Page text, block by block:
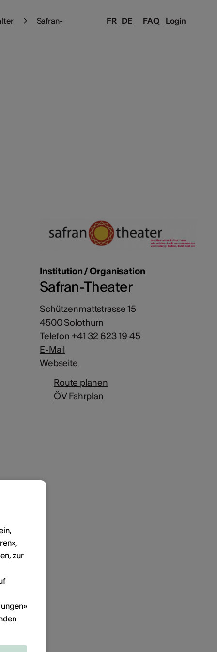
FAQ Login
FR DE
Safran-
Institution / Organisation
Safran-Theater
Schützenmattstrasse 15
4500 Solothurn
Telefon +41 32 623 19 45
E-Mail
Webseite
Route planen
ÖV Fahrplan
zur